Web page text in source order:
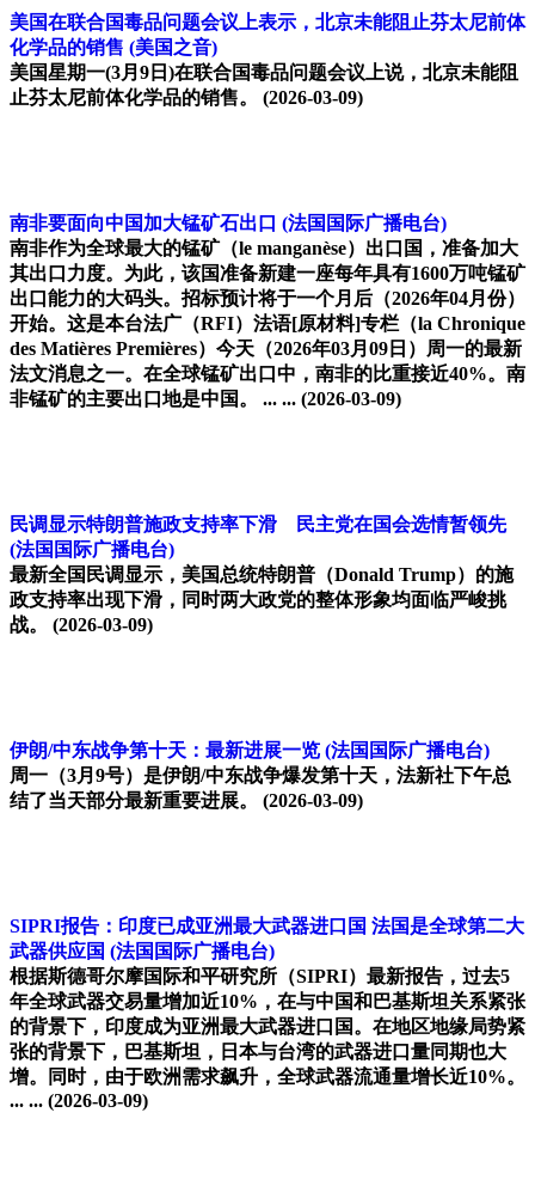
美国在联合国毒品问题会议上表示，北京未能阻止芬太尼前体
化学品的销售 (美国之音)
美国星期一(3月9日)在联合国毒品问题会议上说，北京未能阻
止芬太尼前体化学品的销售。
(2026-03-09)
南非要面向中国加大锰矿石出口 (法国国际广播电台)
南非作为全球最大的锰矿（le manganèse）出口国，准备加大
其出口力度。为此，该国准备新建一座每年具有1600万吨锰矿
出口能力的大码头。招标预计将于一个月后（2026年04月份）
开始。这是本台法广（RFI）法语[原材料]专栏（la Chronique
des Matières Premières）今天（2026年03月09日）周一的最新
法文消息之一。在全球锰矿出口中，南非的比重接近40%。南
非锰矿的主要出口地是中国。 ... ... (2026-03-09)
民调显示特朗普施政支持率下滑 民主党在国会选情暂领先
(法国国际广播电台)
最新全国民调显示，美国总统特朗普（Donald Trump）的施
政支持率出现下滑，同时两大政党的整体形象均面临严峻挑
战。 (2026-03-09)
伊朗/中东战争第十天：最新进展一览 (法国国际广播电台)
周一（3月9号）是伊朗/中东战争爆发第十天，法新社下午总
结了当天部分最新重要进展。 (2026-03-09)
SIPRI报告：印度已成亚洲最大武器进口国 法国是全球第二大
武器供应国 (法国国际广播电台)
根据斯德哥尔摩国际和平研究所（SIPRI）最新报告，过去5
年全球武器交易量增加近10%，在与中国和巴基斯坦关系紧张
的背景下，印度成为亚洲最大武器进口国。在地区地缘局势紧
张的背景下，巴基斯坦，日本与台湾的武器进口量同期也大
增。同时，由于欧洲需求飙升，全球武器流通量增长近10%。
... ... (2026-03-09)